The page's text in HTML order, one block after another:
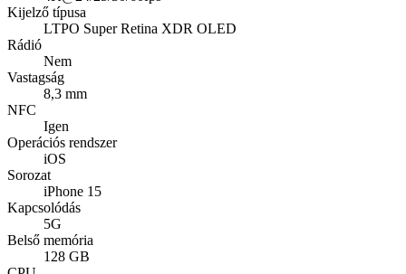
Kijelző típusa
LTPO Super Retina XDR OLED
Rádió
Nem
Vastagság
8,3 mm
NFC
Igen
Operációs rendszer
iOS
Sorozat
iPhone 15
Kapcsolódás
5G
Belső memória
128 GB